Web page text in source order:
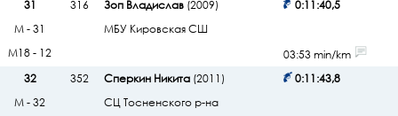
31
316 Зоп Владислав(2009)
МБУ Кировская СШ
0:11:40,5
М - 31
М18 - 12
03:53 min/km
32
352 Сперкин Никита(2011)
СЦ Тосненского р-на
0:11:43,8
М - 32